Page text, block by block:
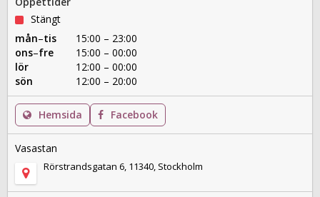
Stängt
mån–tis
15:00 – 23:00
ons–fre
15:00 – 00:00
lör
12:00 – 00:00
sön
12:00 – 20:00
Hemsida Facebook
Vasastan
Rörstrandsgatan 6, 11340, Stockholm